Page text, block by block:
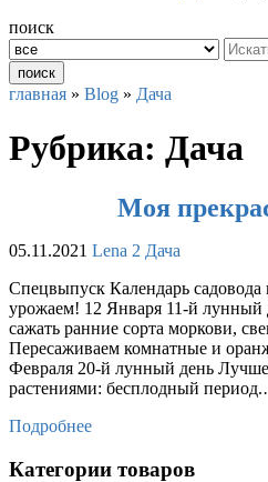
поиск
поиск
главная » Blog » Дача
Рубрика: Дача
Моя
05.11.2021 Lena 2 Дача
Спецвыпуск Календарь садовода
урожаем! 12 Января 11-й лунный
сажать ранние сорта моркови,
Пересаживаем комнатные и
Февраля 20-й лунный день Лучше
растениями: бесплодный
Подробнее
Категории товаров